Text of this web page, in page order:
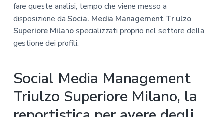
fare queste analisi, tempo che viene messo a
disposizione da Social Media Management Triulzo
Superiore Milanospecializzati proprio nel settore della
gestione dei profili.
Social Media Management
Triulzo Superiore Milano, la